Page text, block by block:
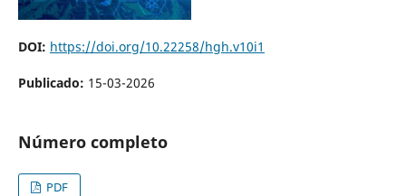
DOI: https://doi.org/10.22258/hgh.v10i1
Publicado: 15-03-2026
Número completo
PDF